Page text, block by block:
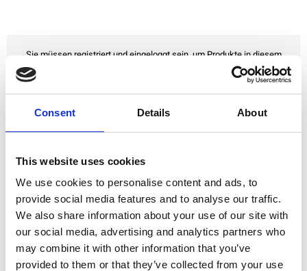
Consent Details About
This website uses cookies
We use cookies to personalise content and ads, to
provide social media features and to analyse our traffic.
We also share information about your use of our site with
our social media, advertising and analytics partners who
may combine it with other information that you’ve
provided to them or that they’ve collected from your use
Sie müssen registriert und eingeloggt sein, um Produkte in diesem
Zu Favoriten hinzufügen
geprüft
Schnelle
Lieferung
Spezifikation